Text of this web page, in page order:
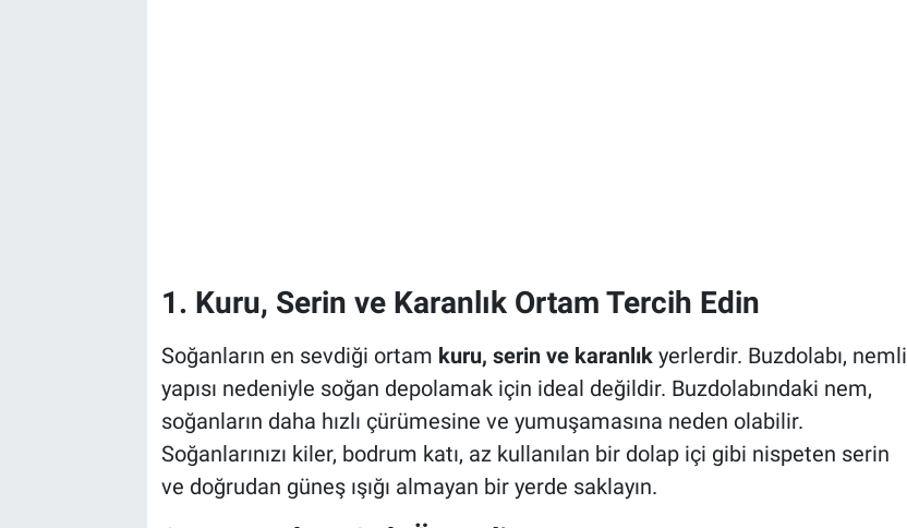
1. Kuru, Serin ve Karanlık Ortam Tercih Edin
Soğanların en sevdiği ortam kuru, serin ve karanlıkyerlerdir. Buzdolabı, nemli
yapısı nedeniyle soğan depolamak için ideal değildir. Buzdolabındaki nem,
soğanların daha hızlı çürümesine ve yumuşamasına neden olabilir.
Soğanlarınızı kiler, bodrum katı, az kullanılan bir dolap içi gibi nispeten serin
ve doğrudan güneş ışığı almayan bir yerde saklayın.